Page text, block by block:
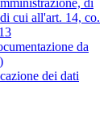
di
cui all'art. 14, co.
da
dei dati